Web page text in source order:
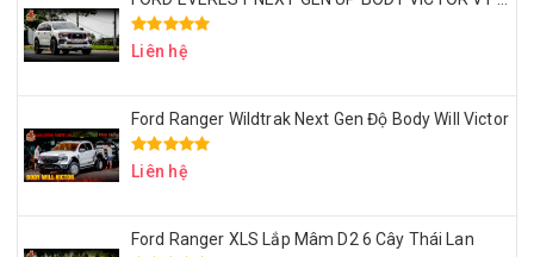
Liên hệ
Ford Ranger Wildtrak Next Gen Độ Body Will Victor
Liên hệ
Ford Ranger XLS Lắp Mâm D2 6 Cây Thái Lan